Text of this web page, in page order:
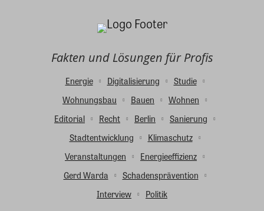
Fakten und Lösungen für Profis
Energie Digitalisierung
Studie
Wohnungsbau
Bauen
Wohnen
Editorial
Recht Berlin
Sanierung
Stadtentwicklung
Klimaschutz
Veranstaltungen
Energieeffizienz
Gerd Warda
Schadensprävention
Interview
Politik